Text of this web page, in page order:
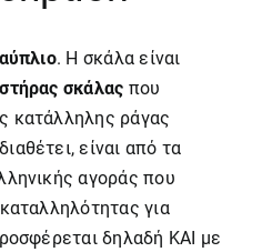
. Η σκάλα είναι
σκάλας που
κατάλληλης ράγας
είναι από τα
αγοράς που
για
δηλαδή ΚΑΙ με